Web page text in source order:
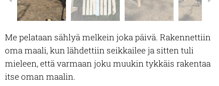
Me pelataan sählyä melkein joka päivä. Rakennettiin
oma maali, kun lähdettiin seikkailee ja sitten tuli
mieleen, että varmaan joku muukin tykkäis rakentaa
itse oman maalin.